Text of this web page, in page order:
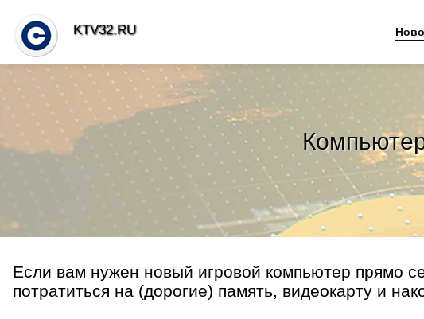
Если вам нужен новый игровой компьютер прямо
потратиться на (дорогие) память, видеокарту и
KTV32.RU